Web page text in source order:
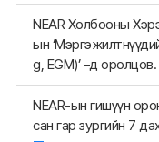
NEAR Холбооны
ын
g, EGM)’ –д оролцов.
NEAR-ын гишүүн
сан гар зургийн 7